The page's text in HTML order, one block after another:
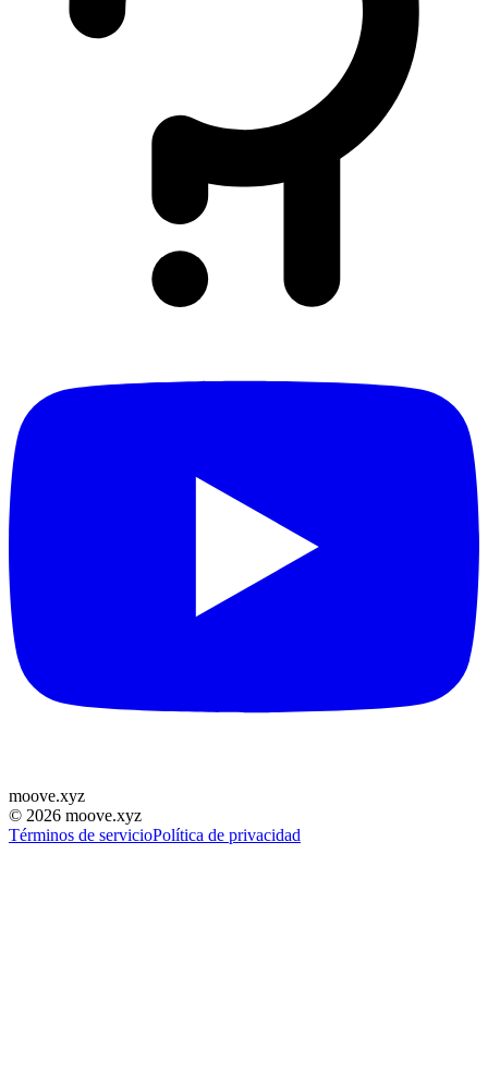
moove.xyz
© 2026 moove.xyz
Términos de servicioPolítica de privacidad